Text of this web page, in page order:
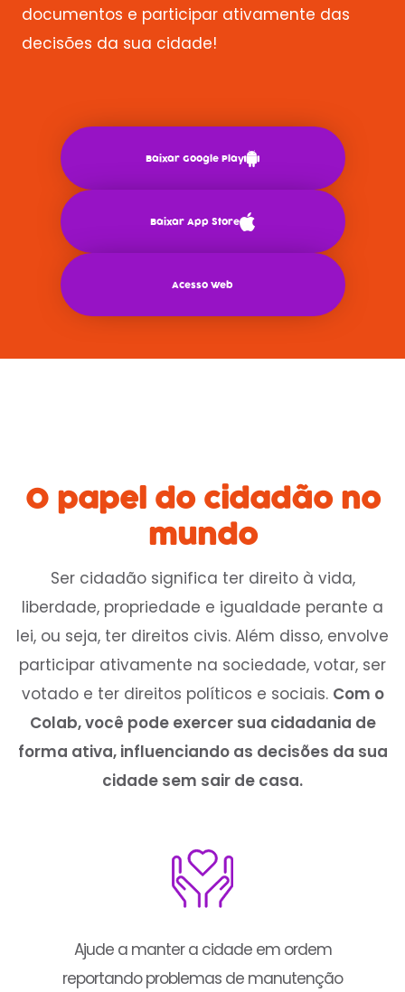
documentos e participar ativamente das
decisões da sua cidade!
Baixar Google Play
Baixar App Store
Acesso Web
O papel do cidadão no
mundo
Ser cidadão significa ter direito à vida,
liberdade, propriedade e igualdade perante a
lei, ou seja, ter direitos civis. Além disso, envolve
participar ativamente na sociedade, votar, ser
votado e ter direitos políticos e sociais. Com o
Colab, você pode exercer sua cidadania de
forma ativa, influenciando as decisões da sua
cidade sem sair de casa.
Ajude a manter a cidade em ordem
reportando problemas de manutenção